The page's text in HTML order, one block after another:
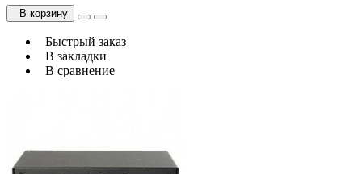
В корзину
Быстрый заказ
В закладки
В сравнение